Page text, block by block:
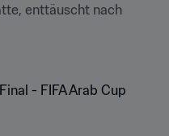
enttäuscht nach